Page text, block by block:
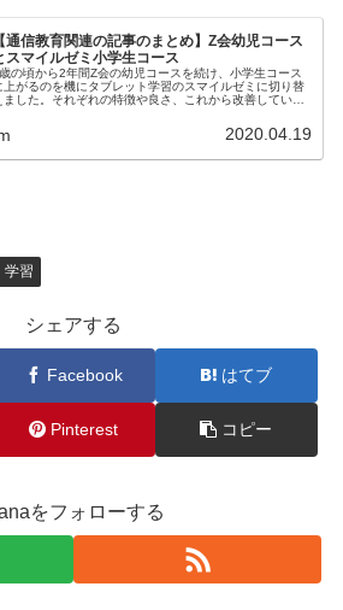
【通信教育関連の記事のまとめ】Z会幼児コース
スマイルゼミ小学生コース
の頃から2年間Z会の幼児コースを続け、小学生コース
上がるのを機にタブレット学習のスマイルゼミに切り替
ました。それぞれの特徴や良さ、これから改善していき
任予定もあるので、海外で使う場合のことについても書
ています。
2020.04.19
学習
シェアする
Facebook はてブ
Pinterest コピー
をフォローする